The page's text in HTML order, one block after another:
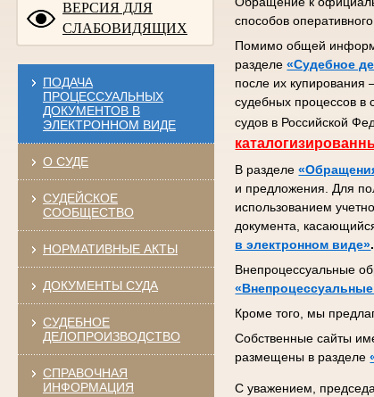
ВЕРСИЯ ДЛЯ
СЛАБОВИДЯЩИХ
ПОДАЧА
ПРОЦЕССУАЛЬНЫХ
ДОКУМЕНТОВ В
ЭЛЕКТРОННОМ ВИДЕ
О СУДЕ
СУДЕЙСКОЕ
СООБЩЕСТВО
НОРМАТИВНЫЕ АКТЫ
ДОКУМЕНТЫ СУДА
СУДЕБНОЕ
ДЕЛОПРОИЗВОДСТВО
СПРАВОЧНАЯ
ИНФОРМАЦИЯ
способов
Помимо общей
разделе«Судебное
после их купирования
судебных процессов в
судов в Российской
В разделе
и предложения. Для
использованием
документа,
в электронном виде».
Внепроцессуальные
Кроме того, мы
Собственные сайты
размещены в разделе
С уважением,